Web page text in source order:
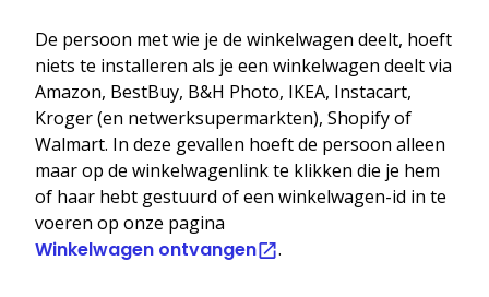
De persoon met wie je de winkelwagen deelt, hoeft
niets te installeren als je een winkelwagen deelt via
Amazon, BestBuy, B&H Photo, IKEA, Instacart,
Kroger (en netwerksupermarkten), Shopify of
Walmart. In deze gevallen hoeft de persoon alleen
maar op de winkelwagenlink te klikken die je hem
of haar hebt gestuurd of een winkelwagen-id in te
voeren op onze pagina
Winkelwagen ontvangen .